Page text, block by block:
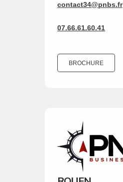
contact34@pnbs.fr
07.66.61.60.41
BROCHURE